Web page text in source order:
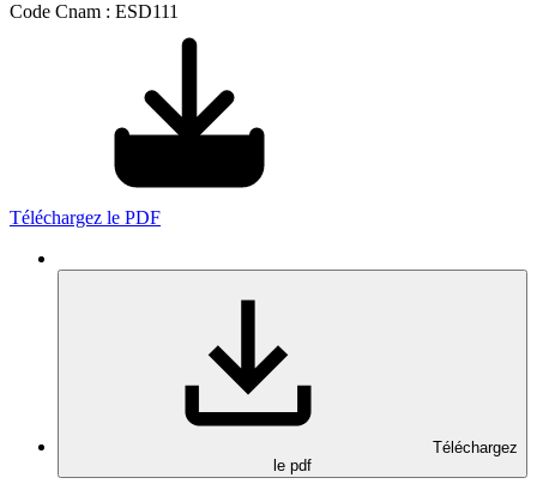
Code Cnam : ESD111
Téléchargez le PDF
Téléchargez
le pdf